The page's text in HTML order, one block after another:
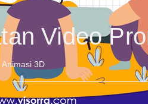
Video
Animasi 3D